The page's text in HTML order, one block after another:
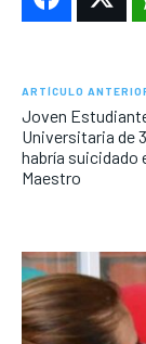
ARTÍCULO
Joven
Universitaria de
habría suicidado
Maestro